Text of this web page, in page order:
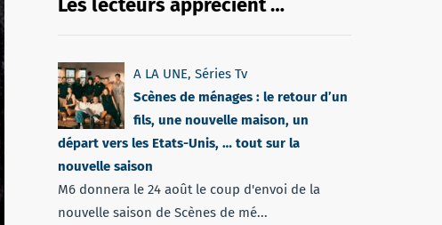
Les lecteurs apprécient …
A LA UNE, Séries Tv
Scènes de ménages : le retour d’un
fils, une nouvelle maison, un
départ vers les Etats-Unis, … tout sur la
nouvelle saison
M6 donnera le 24 août le coup d'envoi de la
nouvelle saison de Scènes de mé...